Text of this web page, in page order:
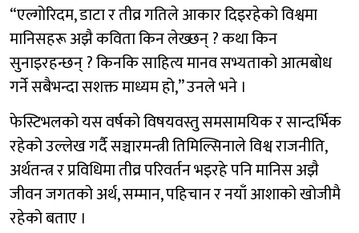
“एल्गोरिदम, डाटा र तीव्र गतिले आकार दिइरहेको विश्वमा
मानिसहरू अझै कविता किन लेख्छन् ? कथा किन
सुनाइरहन्छन् ? किनकि साहित्य मानव सभ्यताको आत्मबोध
गर्ने सबैभन्दा सशक्त माध्यम हो,” उनले भने ।
फेस्टिभलको यस वर्षको विषयवस्तु समसामयिक र सान्दर्भिक
रहेको उल्लेख गर्दै सञ्चारमन्त्री तिमिल्सिनाले विश्व राजनीति,
अर्थतन्त्र र प्रविधिमा तीव्र परिवर्तन भइरहे पनि मानिस अझै
जीवन जगतको अर्थ, सम्मान, पहिचान र नयाँ आशाको खोजीमै
रहेको बताए ।